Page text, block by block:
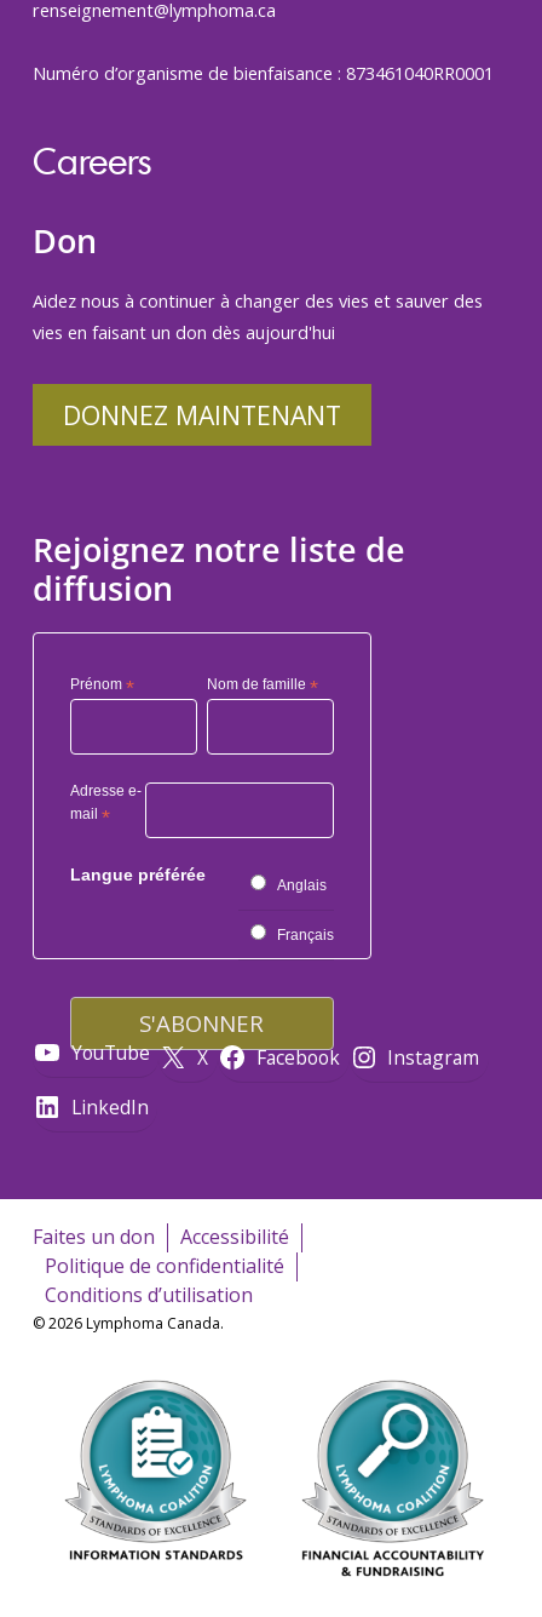
renseignement@lymphoma.ca
Numéro d’organisme de bienfaisance : 873461040RR0001
Careers
Don
Aidez nous à continuer à changer des vies et sauver des
vies en faisant un don dès aujourd'hui
DONNEZ MAINTENANT
Rejoignez notre liste de
diffusion
Prénom * Nom de famille*
Adresse e-
mail *
Langue préférée
Anglais
Français
YouTube X Facebook
Instagram
LinkedIn
Faites un don
Accessibilité
Politique de confidentialité
Conditions d’utilisation
© 2026 Lymphoma Canada.